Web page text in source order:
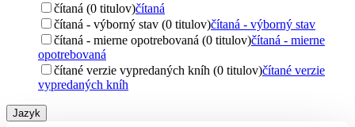
čítaná (0 titulov)čítaná
čítaná - výborný stav (0 titulov)čítaná - výborný stav
čítaná - mierne opotrebovaná (0 titulov)čítaná - mierne
opotrebovaná
čítané verzie vypredaných kníh (0 titulov)čítané verzie
vypredaných kníh
Jazyk